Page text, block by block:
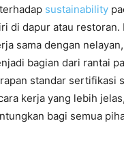
sustainability
di dapur atau restoran.
sama dengan
bagian dari rantai
standar sertifikasi
kerja yang lebih
bagi semua